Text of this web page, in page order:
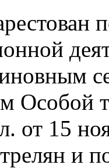
от 15
и